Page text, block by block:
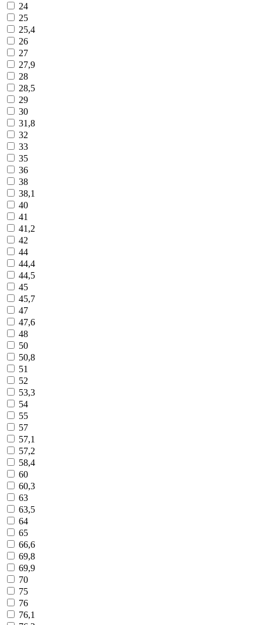
24
25
25,4
26
27
27,9
28
28,5
29
30
31,8
32
33
35
36
38
38,1
40
41
41,2
42
44
44,4
44,5
45
45,7
47
47,6
48
50
50,8
51
52
53,3
54
55
57
57,1
57,2
58,4
60
60,3
63
63,5
64
65
66,6
69,8
69,9
70
75
76
76,1